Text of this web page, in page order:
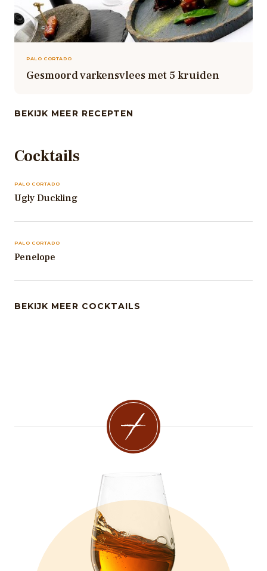
PALO CORTADO
Gesmoord varkensvlees met 5 kruiden
BEKIJK MEER RECEPTEN
Cocktails
PALO CORTADO
Ugly Duckling
PALO CORTADO
Penelope
BEKIJK MEER COCKTAILS